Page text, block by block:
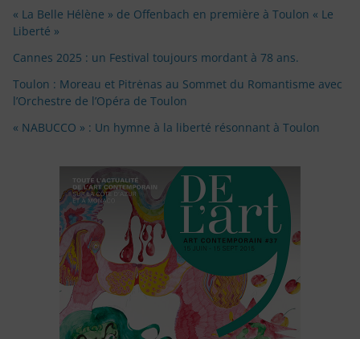
« La Belle Hélène » de Offenbach en première à Toulon « Le
Liberté »
Cannes 2025 : un Festival toujours mordant à 78 ans.
Toulon : Moreau et Pitrėnas au Sommet du Romantisme avec
l’Orchestre de l’Opéra de Toulon
« NABUCCO » : Un hymne à la liberté résonnant à Toulon